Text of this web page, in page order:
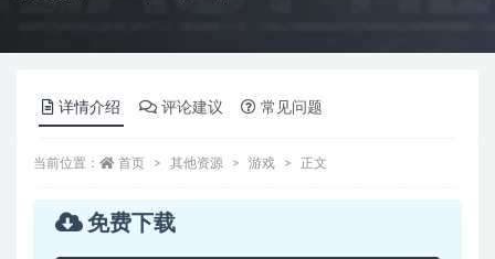
详情介绍 评论建议 常见问题
当前位置： 首页 其他资源 游戏 正文
免费下载